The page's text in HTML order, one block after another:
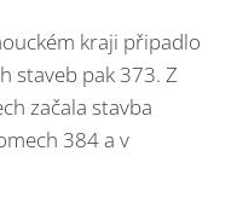
kraji připadlo
staveb pak 373. Z
začala stavba
384 a v